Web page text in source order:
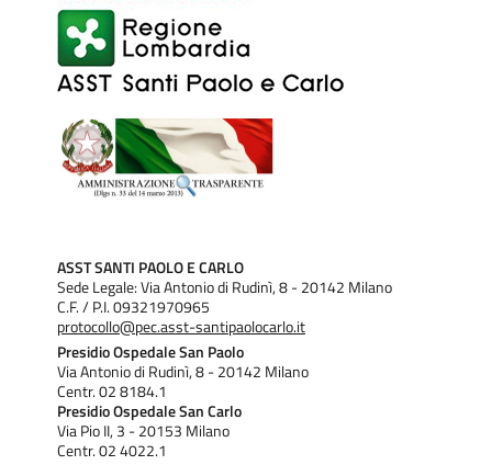
ASST SANTI PAOLO E CARLO
Sede Legale: Via Antonio di Rudinì, 8 - 20142 Milano
C.F. / P.I. 09321970965
protocollo@pec.asst-santipaolocarlo.it
Presidio Ospedale San Paolo
Via Antonio di Rudinì, 8 - 20142 Milano
Centr. 02 8184.1
Presidio Ospedale San Carlo
Via Pio II, 3 - 20153 Milano
Centr. 02 4022.1